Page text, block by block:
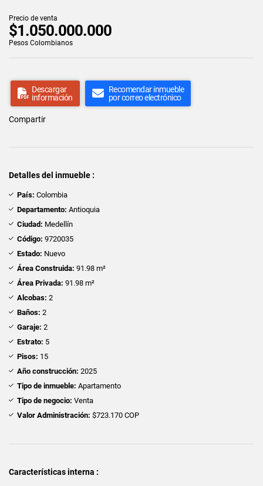
Precio de venta
$1.050.000.000
Pesos Colombianos
Descargar
información
Recomendar inmueble
por correo electrónico
Compartir
Detalles del inmueble :
País: Colombia
Departamento: Antioquia
Ciudad: Medellín
Código: 9720035
Estado: Nuevo
Área Construida: 91.98 m²
Área Privada: 91.98 m²
Alcobas: 2
Baños: 2
Garaje: 2
Estrato: 5
Pisos: 15
Año construcción: 2025
Tipo de inmueble: Apartamento
Tipo de negocio: Venta
Valor Administración: $723.170 COP
Características interna :